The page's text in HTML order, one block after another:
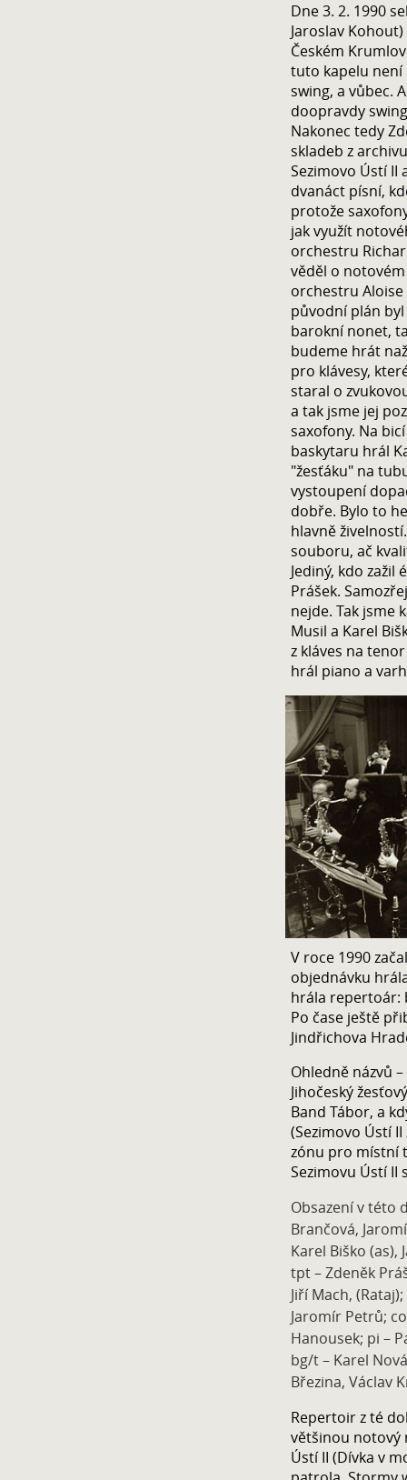
Dne 3. 2. 1990
Jaroslav
Českém
tuto kapelu není
swing, a vůbec.
doopravdy
Nakonec tedy
skladeb z
Sezimovo Ústí II
dvanáct písní,
protože
jak využít
orchestru
věděl o
orchestru Aloise
původní plán
barokní nonet,
budeme hrát
pro klávesy,
staral o
a tak jsme jej
saxofony. Na
baskytaru hrál
"žesťáku" na
vystoupení
dobře. Bylo to
hlavně
souboru, ač
Jediný, kdo zažil
Prášek.
nejde. Tak jsme
Musil a Karel
z kláves na
hrál piano a
V roce 1990
objednávku
hrála repertoár:
Po čase ještě
Jindřichova
Ohledně názvů
Jihočeský
Band Tábor, a
(Sezimovo Ústí
zónu pro místní
Sezimovu Ústí II
Obsazení v této
Brančová,
Karel Biško (as),
tpt – Zdeněk
Jiří Mach,
Jaromír Petrů;
Hanousek; pi –
bg/t – Karel
Březina, Václav
Repertoir z té
většinou notový
Ústí II (Dívka v